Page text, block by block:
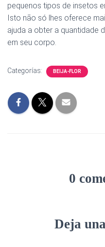
pequenos tipos de insetos
Isto não só lhes oferece
ajuda a obter a quantidade
em seu corpo.
Categorías: BEIJA-FLOR
0
Deja